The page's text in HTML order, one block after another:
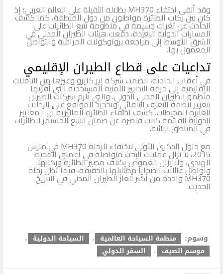
وقد ألقى اختفاء MH370 بظلاله الثقيلة على العالم العربي؛ إذ
كان بين ركاب الطائرة مواطنون من دول المنطقة، كما كشف
الحادث عن ثغرات جسيمة في منظومة تتبع الطائرات على
المسارات الدولية البعيدة، دفعت هيئات الطيران المدني في
الشرق الأوسط إلى مراجعة بروتوكولات المراقبة والتواصل
المعمول بها.
تداعيات على قطاع الطيران الإقليمي
في أعقاب الحادثة، انضمت شركة إير كايرو وغيرها من الناقلات
الإقليمية إلى حزمة التدابير الأمنية المستحدثة التي أقرّتها
منظمة الطيران المدني الدولي، والتي تُلزم شركات الطيران
بتعزيز أنظمة التعرف التلقائي وتحديد المواقع على الرحلات
العابرة للمحيطات. كشف اختفاء الطائرة الماليزية أن المعايير
الدولية القائمة كانت قاصرة عن ضمان التتبع المستمر للطائرات
في المناطق النائية.
مع حلول الذكرى الأولى لاختفاء الرحلة MH370 في مارس
2015، لا تزال عمليات البحث متواصلة في أعماق المحيط
الهندي، ولا يزال الغموض يكتنف مصير الطائرة وركابها.
وتواصل عائلات الضحايا مطالبتها بالحقيقة، فيما تظل رحلة
MH370 واحدة من أكبر ألغاز الطيران المدني في التاريخ
الحديث.
وسوم: منظمة السياحة العالمية ، السياحة الدولية ،
موسم الصيف ، السفر الدولي